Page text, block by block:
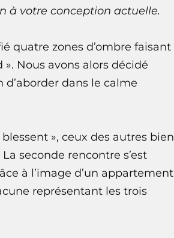
à votre conception actuelle.
quatre zones d’ombre faisant
Nous avons alors décidé
dans le calme
», ceux des autres bien
seconde rencontre s’est
à l’image d’un appartement
représentant les trois